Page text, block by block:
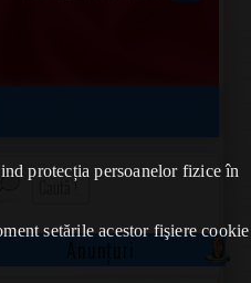
protecția persoanelor fizice în
setările acestor fişiere cookie
Anunțuri